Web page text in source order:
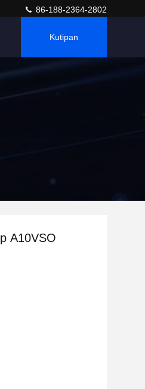
86-188-2364-2802
Kutipan
A10VSO